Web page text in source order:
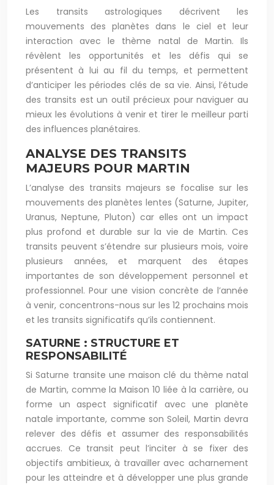
Les transits astrologiques décrivent les
mouvements des planètes dans le ciel et leur
interaction avec le thème natal de Martin. Ils
révèlent les opportunités et les défis qui se
présentent à lui au fil du temps, et permettent
d’anticiper les périodes clés de sa vie. Ainsi, l’étude
des transits est un outil précieux pour naviguer au
mieux les évolutions à venir et tirer le meilleur parti
des influences planétaires.
ANALYSE DES TRANSITS
MAJEURS POUR MARTIN
L’analyse des transits majeurs se focalise sur les
mouvements des planètes lentes (Saturne, Jupiter,
Uranus, Neptune, Pluton) car elles ont un impact
plus profond et durable sur la vie de Martin. Ces
transits peuvent s’étendre sur plusieurs mois, voire
plusieurs années, et marquent des étapes
importantes de son développement personnel et
professionnel. Pour une vision concrète de l’année
à venir, concentrons-nous sur les 12 prochains mois
et les transits significatifs qu’ils contiennent.
SATURNE : STRUCTURE ET
RESPONSABILITÉ
Si Saturne transite une maison clé du thème natal
de Martin, comme la Maison 10 liée à la carrière, ou
forme un aspect significatif avec une planète
natale importante, comme son Soleil, Martin devra
relever des défis et assumer des responsabilités
accrues. Ce transit peut l’inciter à se fixer des
objectifs ambitieux, à travailler avec acharnement
pour les atteindre et à développer une plus grande